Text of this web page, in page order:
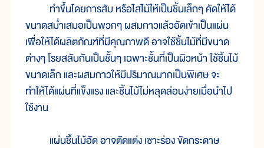
ทำขึ้นโดยการสับ หรือไสไม้ให้เป็นชิ้นเล็กๆ คัดให้ได้
ขนาดสม่ำเสมอเป็นพวกๆ ผสมกาวแล้วอัดเข้าเป็นแผ่น
เพื่อให้ได้ผลิตภัณฑ์ที่มีคุณภาพดี อาจใช้ชิ้นไม้ที่มีขนาด
ต่างๆ โรยสลับกันเป็นชั้นๆ เฉพาะชั้นที่เป็นผิวหน้า ใช้ชิ้นไม้
ขนาดเล็ก และผสมกาวให้มีปริมาณมากเป็นพิเศษ จะ
ทำให้ได้แผ่นที่แข็งแรง และชิ้นไม้ไม่หลุดล่อนง่ายเมื่อนำไป
ใช้งาน
แผ่นชิ้นไม้อัด อาจตัดแต่ง เซาะร่อง ขัดกระดาษ